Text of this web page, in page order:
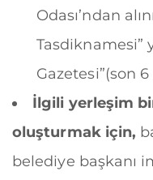
Odası’ndan
Tasdiknamesi”
Gazetesi”(son
İlgili yerleşim
oluşturmak için,
belediye başkanı